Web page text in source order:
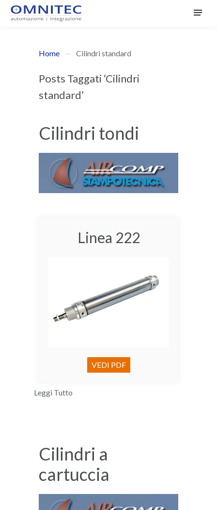
Home Cilindri standard
Posts Taggati ‘Cilindri
standard’
Cilindri tondi
Linea 222
VEDI PDF
Leggi Tutto
Cilindri a
cartuccia